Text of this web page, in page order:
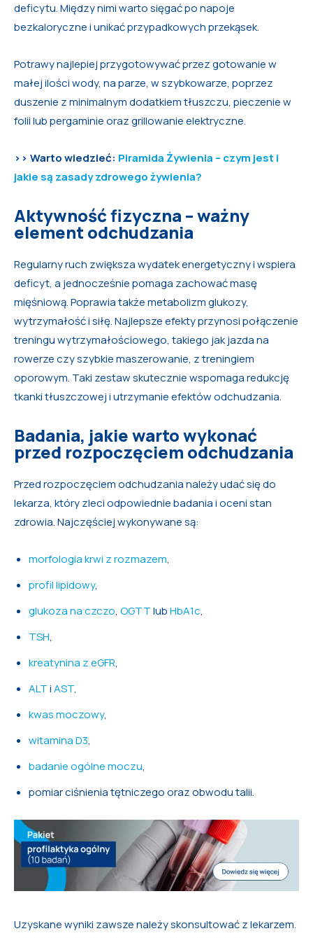
deficytu. Między nimi warto sięgać po napoje
bezkaloryczne i unikać przypadkowych przekąsek.
Potrawy najlepiej przygotowywać przez gotowanie w
małej ilości wody, na parze, w szybkowarze, poprzez
duszenie z minimalnym dodatkiem tłuszczu, pieczenie w
folii lub pergaminie oraz grillowanie elektryczne.
>> Warto wiedzieć: Piramida Żywienia – czym jest i
jakie są zasady zdrowego żywienia?
Aktywność fizyczna – ważny
element odchudzania
Regularny ruch zwiększa wydatek energetyczny i wspiera
deficyt, a jednocześnie pomaga zachować masę
mięśniową. Poprawia także metabolizm glukozy,
wytrzymałość i siłę. Najlepsze efekty przynosi połączenie
treningu wytrzymałościowego, takiego jak jazda na
rowerze czy szybkie maszerowanie, z treningiem
oporowym. Taki zestaw skutecznie wspomaga redukcję
tkanki tłuszczowej i utrzymanie efektów odchudzania.
Badania, jakie warto wykonać
przed rozpoczęciem odchudzania
Przed rozpoczęciem odchudzania należy udać się do
lekarza, który zleci odpowiednie badania i oceni stan
zdrowia. Najczęściej wykonywane są:
morfologia krwi z rozmazem,
profil lipidowy,
glukoza na czczo, OGTTlubHbA1c,
TSH,
kreatynina z eGFR,
ALTiAST,
kwas moczowy,
witamina D3,
badanie ogólne moczu,
pomiar ciśnienia tętniczego oraz obwodu talii.
Uzyskane wyniki zawsze należy skonsultować z lekarzem.